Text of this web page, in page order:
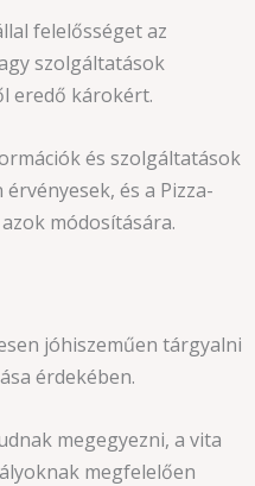
felelősséget az
szolgáltatások
eredő károkért.
és szolgáltatások
és a Pizza-
módosítására.
jóhiszeműen tárgyalni
érdekében.
megegyezni, a vita
megfelelően